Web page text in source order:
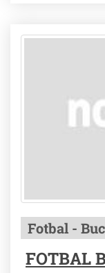
Fotbal -
FOTBAL